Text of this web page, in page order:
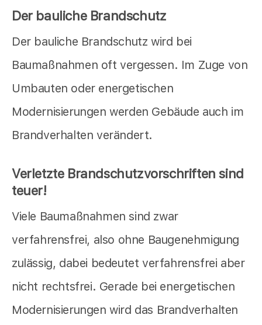
Der bauliche Brandschutz
Der bauliche Brandschutz wird bei
Baumaßnahmen oft vergessen. Im Zuge von
Umbauten oder energetischen
Modernisierungen werden Gebäude auch im
Brandverhalten verändert.
Verletzte Brandschutzvorschriften sind
teuer!
Viele Baumaßnahmen sind zwar
verfahrensfrei, also ohne Baugenehmigung
zulässig, dabei bedeutet verfahrensfrei aber
nicht rechtsfrei. Gerade bei energetischen
Modernisierungen wird das Brandverhalten